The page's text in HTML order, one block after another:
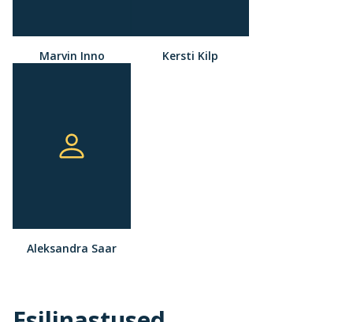
Marvin Inno Kersti Kilp
Aleksandra Saar